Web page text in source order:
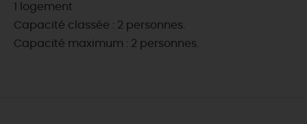
1 logement
Capacité classée : 2 personnes.
Capacité maximum : 2 personnes.